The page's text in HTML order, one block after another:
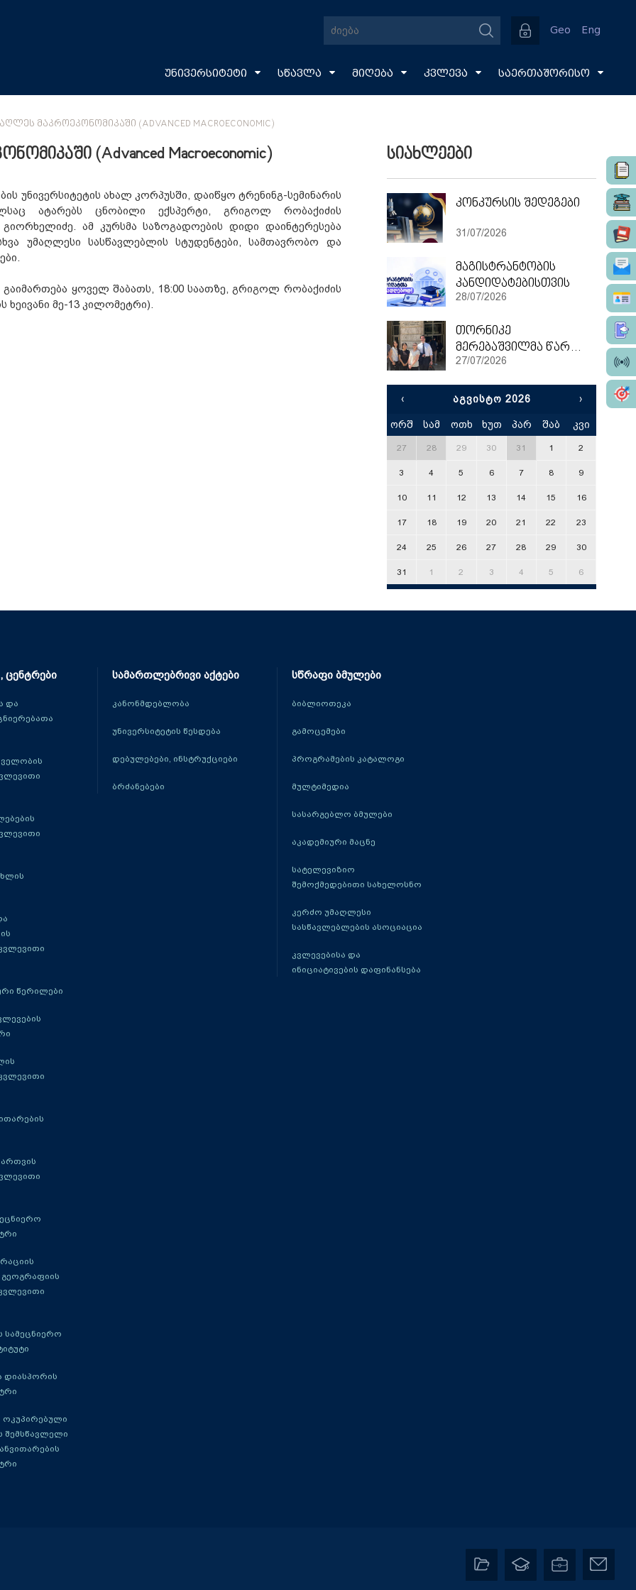
Geo Eng
უნივერსიტეტი სწავლა მიღება კვლევა საერთაშორისო
ᲛᲐᲙᲠᲝᲔᲙᲝᲜᲝᲛᲘᲙᲐᲨᲘ (ADVANCED MACROECONOMIC)
(Advanced Macroeconomic)
უნივერსიტეტის ახალ კორპუსში, დაიწყო ტრენინგ-სემინარის
ატარებს ცნობილი ექსპერტი, გრიგოლ რობაქიძის
ამ კურსმა საზოგადოების დიდი დაინტერესება
უმაღლესი სასწავლებლის სტუდენტები, სამთავრობო და
ყოველ შაბათს, 18:00 საათზე, გრიგოლ რობაქიძის
ხეივანი მე-13 კილომეტრი).
სიახლეები
კონკურსის შედეგები
31/07/2026
მაგისტრანტობის
კანდიდატებისთვის
28/07/2026
თორნიკე
მერებაშვილმა წარჩინებით დაასრულა ეტვოშ ლორანის უნივერსიტეტის სამაგისტრო პროგრამა
27/07/2026
‹ ᲐᲒᲕᲘᲡᲢᲝ 2026 ›
ორშ სამ ოთხ ხუთ პარ შაბ კვი
27 28 29 30 31 1 2
3 4 5 6 7 8 9
10 11 12 13 14 15 16
17 18 19 20 21 22 23
24 25 26 27 28 29 30
31 1 2 3 4 5 6
ცენტრები
და
წერილები
სამეცნიერო
დიასპორის
შემსწავლელი
სამართლებრივი აქტები
კანონმდებლობა
უნივერსიტეტის წესდება
დებულებები, ინსტრუქციები
ბრძანებები
სწრაფი ბმულები
ბიბლიოთეკა
გამოცემები
პროგრამების კატალოგი
მულტიმედია
სასარგებლო ბმულები
აკადემიური მაცნე
სატელევიზიო
შემოქმედებითი სახელოსნო
კერძო უმაღლესი
სასწავლებლების ასოციაცია
კვლევებისა და
ინიციატივების დაფინანსება